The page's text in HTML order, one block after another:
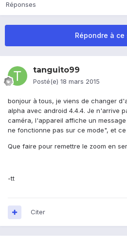
Réponses
Répondre à ce
tanguito99
Posté(e) 18 mars 2015
bonjour à tous, je viens de changer
alpha avec android 4.4.4. Je n'arrive
caméra, l'appareil affiche un
ne fonctionne pas sur ce mode", et
Que faire pour remettre le zoom en
-tt
Citer